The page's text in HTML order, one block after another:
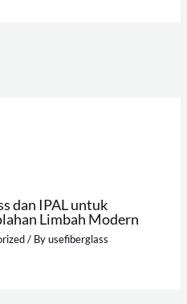
dan IPAL untuk
Limbah Modern
/ Byusefiberglass